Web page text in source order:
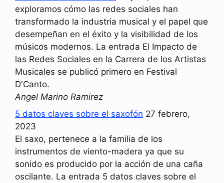
exploramos cómo las redes sociales han
transformado la industria musical y el papel que
desempeñan en el éxito y la visibilidad de los
músicos modernos. La entrada El Impacto de
las Redes Sociales en la Carrera de los Artistas
Musicales se publicó primero en Festival
D'Canto.
Angel Marino Ramirez
5 datos claves sobre el saxofón 27 febrero,
2023
El saxo, pertenece a la familia de los
instrumentos de viento-madera ya que su
sonido es producido por la acción de una caña
oscilante. La entrada 5 datos claves sobre el